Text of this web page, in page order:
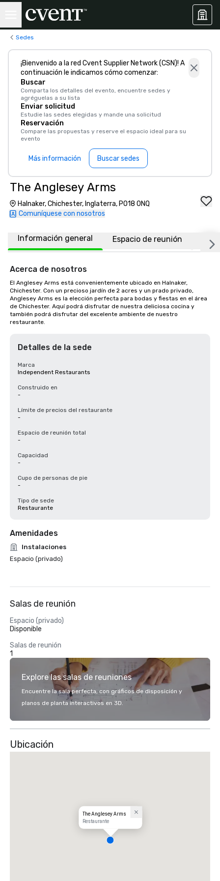
Sedes
¡Bienvenido a la red Cvent Supplier Network (CSN)! A
continuación le indicamos cómo comenzar:
Buscar
Comparta los detalles del evento, encuentre sedes y
agréguelas a su lista
Enviar solicitud
Estudie las sedes elegidas y mande una solicitud
Reservación
Compare las propuestas y reserve el espacio ideal para su
evento
Más información Buscar sedes
The Anglesey Arms
Halnaker, Chichester, Inglaterra, PO18 0NQ
Comuníquese con nosotros
Información general Espacio de reunión
Acerca de nosotros
El Anglesey Arms está convenientemente ubicado en Halnaker,
Chichester. Con un precioso jardín de 2 acres y un prado privado,
Anglesey Arms es la elección perfecta para bodas y fiestas en el área
de Chichester. Aquí podrá disfrutar de nuestra deliciosa cocina y
también podrá disfrutar del excelente ambiente de nuestro
restaurante.
Detalles de la sede
Marca
Independent Restaurants
Construido en
-
Límite de precios del restaurante
-
Espacio de reunión total
-
Capacidad
-
Cupo de personas de pie
-
Tipo de sede
Restaurante
Amenidades
Instalaciones
Espacio (privado)
Salas de reunión
Espacio (privado)
Disponible
Salas de reunión
1
Explore las salas de reuniones
Encuentre la sala perfecta, con gráficos de disposición y
planos de planta interactivos en 3D.
Ubicación
The Anglesey Arms
Restaurante